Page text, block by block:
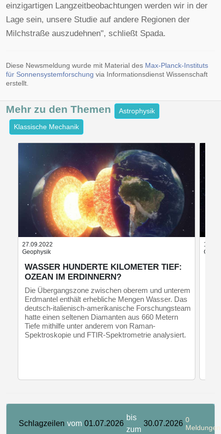
einzigartigen Langzeitbeobachtungen werden wir in der
Lage sein, unsere Studie auf andere Regionen der
Milchstraße auszudehnen", schließt Spada.
Diese Newsmeldung wurde mit Material des Max-Planck-Instituts
für Sonnensystemforschung via Informationsdienst Wissenschaft
erstellt.
Mehr zu den Themen
Astrophysik
Klassische Mechanik
27.09.2022
Geophysik
WASSER HUNDERTE KILOMETER TIEF:
OZEAN IM ERDINNERN?
Die Übergangszone zwischen oberem und unterem
Erdmantel enthält erhebliche Mengen Wasser. Das
deutsch-italienisch-amerikanische Forschungsteam
hatte einen seltenen Diamanten aus 660 Metern
Tiefe mithilfe unter anderem von Raman-
Spektroskopie und FTIR-Spektrometrie analysiert.
Schlagzeilen vom 01.07.2026
bis
zum
30.07.2026 0
Meldungen